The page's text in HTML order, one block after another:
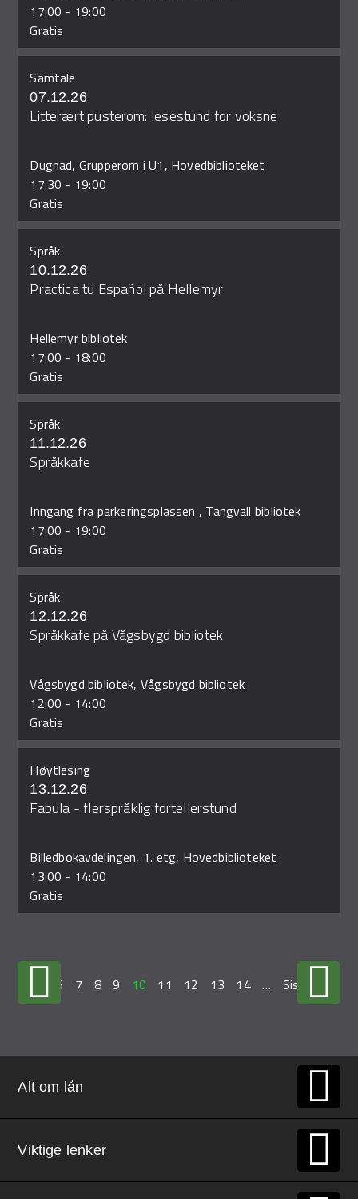
17:00 - 19:00
Gratis
Samtale
07.12.26
Litterært pusterom: lesestund for voksne
Dugnad, Grupperom i U1, Hovedbiblioteket
17:30 - 19:00
Gratis
Språk
10.12.26
Practica tu Español på Hellemyr
Hellemyr bibliotek
17:00 - 18:00
Gratis
Språk
11.12.26
Språkkafe
Inngang fra parkeringsplassen , Tangvall bibliotek
17:00 - 19:00
Gratis
Språk
12.12.26
Språkkafe på Vågsbygd bibliotek
Vågsbygd bibliotek, Vågsbygd bibliotek
12:00 - 14:00
Gratis
Høytlesing
13.12.26
Fabula - flerspråklig fortellerstund
Billedbokavdelingen, 1. etg, Hovedbiblioteket
13:00 - 14:00
Gratis
6 7 8 9 10 11 12 13 14 … Siste »
Alt om lån
Viktige lenker